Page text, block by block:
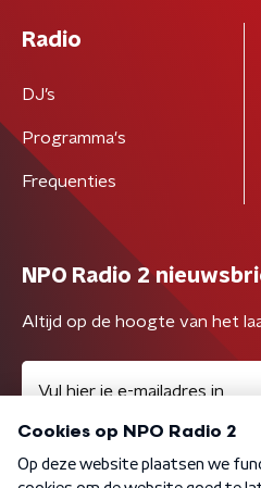
Radio
DJ’s
Programma's
Frequenties
NPO Radio 2
Altijd op de hoogte van het